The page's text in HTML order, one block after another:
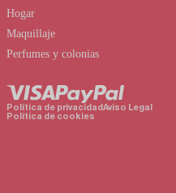
Hogar
Maquillaje
Perfumes y colonias
Política de privacidadAviso Legal
Política de cookies